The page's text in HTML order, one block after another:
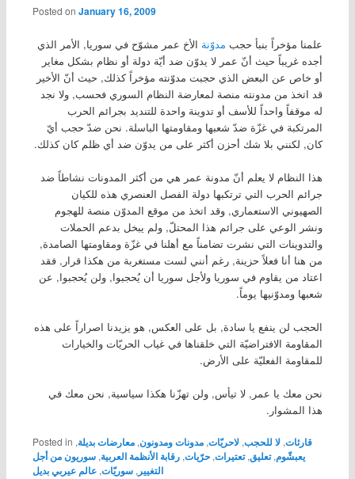
Posted on January 16, 2009
علمنا مؤخراً بنبأ حجب مدوّنة الأخ عمر مشوّح في سوريا, الأمر الذي
أجده غريباً حيث أنّ عمر لا يدوّن ضد أيّة دولة أو نظام بشكل مغاير
أو خاص عن البعض الذي حجبت مدوّنته مؤخراً كذلك, حيث أنّ الأخير
قد اتخذ من مدونته منصة لمعارضة النظام السوري فحسب, ولا نجد
له موقفاً واحداً للأسف أو تدوينة واحدة للتنديد بجرائم الحرب
المرتكبة في غزّة ضدّ شعبها ومقاومتها الباسلة. نحن ضدّ حجب أيّ
كان, لكنني بلا شك أحزن أكثر على من يدوّن ضد أي ظلم كان كذلك.
هذا النظام لا يعلم أنّ مدونة عمر هي من أكثر المدونات نشاطاً ضد
جرائم الحرب التي ترتكبها دولة الفصل العنصري هذه للكيان
الصهيوني الاستعماري, وقد اتخذ من موقع المدوّن منصة للهجوم
ونشر الوعي على جرائم هذا المحتلّ, ولم يبخل بدعم الحملات
والتدوينات التي نشرت تضامناً مع أهلنا في غزّة ومقاومتها الصامدة,
من هنا أنا فعلاً حزينة, رغم أنني لست مستغربة من هكذا قرار, فقد
اعتاد من يقاوم في سوريا ولأجل سوريا أن يُحجبوا, ولن يُحجبوا, عن
شعبها ومدوّنيها يوماً.
الحجب لن ينفع يا سادة, بل على العكس, هو يزيدنا اصراراً على هذه
المقاومة الافتراضيّة التي خلقناها في غياب الحريّات والخيارات
للمقاومة الفعليّة على الأرض.
نحن معك يا عمر, لا تيأس, ولن تهزّنا هكذا سياسية, نحن معك في
هذا المشوار.
Posted in قارئات,لا للحجب,لاحريّات,مدونات ومدونون,معارضات بديلة,
يعبشّوم,تعليق,تعتيرات,حرّيات,رقابة الأنظمة العربية,سوريون من أجل
التغيير,سوريّات,عالم عيربي بديل